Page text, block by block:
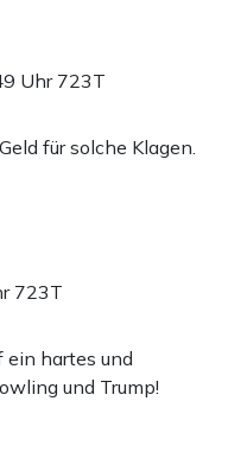
Uhr 723T
für solche Klagen.
723T
ein hartes und
und Trump!